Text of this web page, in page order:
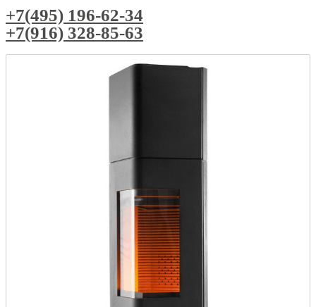
+7(495) 196-62-34
+7(916) 328-85-63